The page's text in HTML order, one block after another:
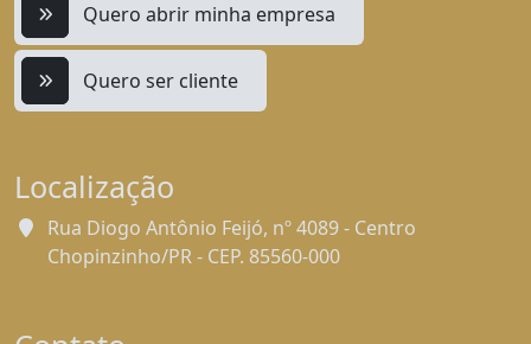
Quero abrir minha empresa
Quero ser cliente
Localização
Rua Diogo Antônio Feijó, nº 4089 - Centro
Chopinzinho/PR - CEP. 85560-000